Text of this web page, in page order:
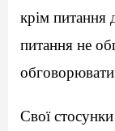
крім питання
питання не
Свої